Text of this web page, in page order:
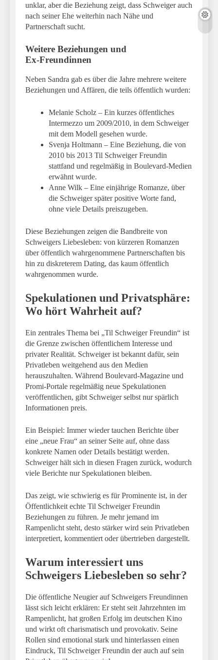
unklar, aber die Beziehung zeigt, dass Schweiger auch
nach seiner Ehe weiterhin nach Nähe und
Partnerschaft sucht.
Weitere Beziehungen und
Ex‑Freundinnen
Neben Sandra gab es über die Jahre mehrere weitere
Beziehungen und Affären, die teils öffentlich wurden:
Melanie Scholz – Ein kurzes öffentliches
Intermezzo um 2009/2010, in dem Schweiger
mit dem Modell gesehen wurde.
Svenja Holtmann – Eine Beziehung, die von
2010 bis 2013 Til Schweiger Freundin
stattfand und regelmäßig in Boulevard-Medien
erwähnt wurde.
Anne Wilk – Eine einjährige Romanze, über
die Schweiger später positive Worte fand,
ohne viele Details preiszugeben.
Diese Beziehungen zeigen die Bandbreite von
Schweigers Liebesleben: von kürzeren Romanzen
über öffentlich wahrgenommene Partnerschaften bis
hin zu diskreterem Dating, das kaum öffentlich
wahrgenommen wurde.
Spekulationen und Privatsphäre:
Wo hört Wahrheit auf?
Ein zentrales Thema bei „Til Schweiger Freundin“ ist
die Grenze zwischen öffentlichem Interesse und
privater Realität. Schweiger ist bekannt dafür, sein
Privatleben weitgehend aus den Medien
herauszuhalten. Während Boulevard-Magazine und
Promi-Portale regelmäßig neue Spekulationen
veröffentlichen, gibt Schweiger selbst nur spärlich
Informationen preis.
Ein Beispiel: Immer wieder tauchen Berichte über
eine „neue Frau“ an seiner Seite auf, ohne dass
konkrete Namen oder Details bestätigt werden.
Schweiger hält sich in diesen Fragen zurück, wodurch
viele Berichte nur Spekulationen bleiben.
Das zeigt, wie schwierig es für Prominente ist, in der
Öffentlichkeit echte Til Schweiger Freundin
Beziehungen zu führen. Je mehr jemand im
Rampenlicht steht, desto stärker wird sein Privatleben
interpretiert, kommentiert oder übertrieben dargestellt.
Warum interessiert uns
Schweigers Liebesleben so sehr?
Die öffentliche Neugier auf Schweigers Freundinnen
lässt sich leicht erklären: Er steht seit Jahrzehnten im
Rampenlicht, hat großen Erfolg im deutschen Kino
und wirkt oft charismatisch und provokativ. Seine
Rollen sind emotional stark und hinterlassen einen
Eindruck, Til Schweiger Freundin der auch auf sein